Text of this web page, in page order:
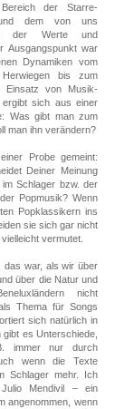
der Starre-
und dem von uns
der Werte und
Ausgangspunkt war
Dynamiken vom
bis zum
Einsatz von Musik-
ergibt sich aus einer
Was gibt man zum
man ihn verändern?
Probe gemeint:
Deiner Meinung
Schlager bzw. der
Popmusik? Wenn
Popklassikern ins
sie sich gar nicht
vermutet.
das war, als wir über
über die Natur und
nicht
Thema für Songs
sich natürlich in
es Unterschiede,
immer nur durch
wenn die Texte
Schlager mehr. Ich
Mendivil – ein
angenommen, wenn